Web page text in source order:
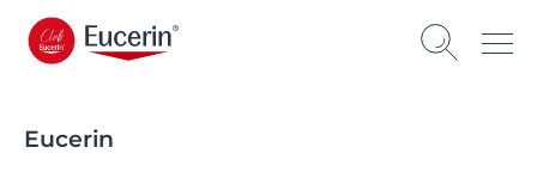
Eucerin